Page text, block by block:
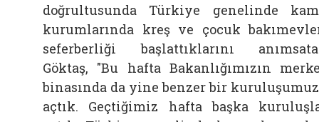
doğrultusunda Türkiye genelinde
kurumlarında kreş ve çocuk
seferberliği başlattıklarını
Göktaş, "Bu hafta Bakanlığımızın
binasında da yine benzer bir
açtık. Geçtiğimiz hafta başka